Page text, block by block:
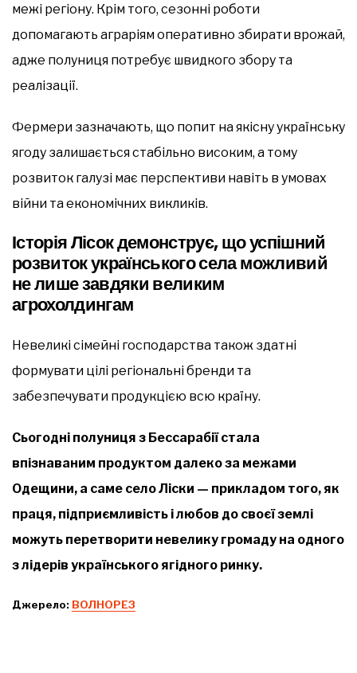
межі регіону. Крім того, сезонні роботи
допомагають аграріям оперативно збирати врожай,
адже полуниця потребує швидкого збору та
реалізації.
Фермери зазначають, що попит на якісну українську
ягоду залишається стабільно високим, а тому
розвиток галузі має перспективи навіть в умовах
війни та економічних викликів.
Історія Лісок демонструє, що успішний
розвиток українського села можливий
не лише завдяки великим
агрохолдингам
Невеликі сімейні господарства також здатні
формувати цілі регіональні бренди та
забезпечувати продукцією всю країну.
Сьогодні полуниця з Бессарабії стала
впізнаваним продуктом далеко за межами
Одещини, а саме село Ліски — прикладом того, як
праця, підприємливість і любов до своєї землі
можуть перетворити невелику громаду на одного
з лідерів українського ягідного ринку.
Джерело: ВОЛНОРЕЗ